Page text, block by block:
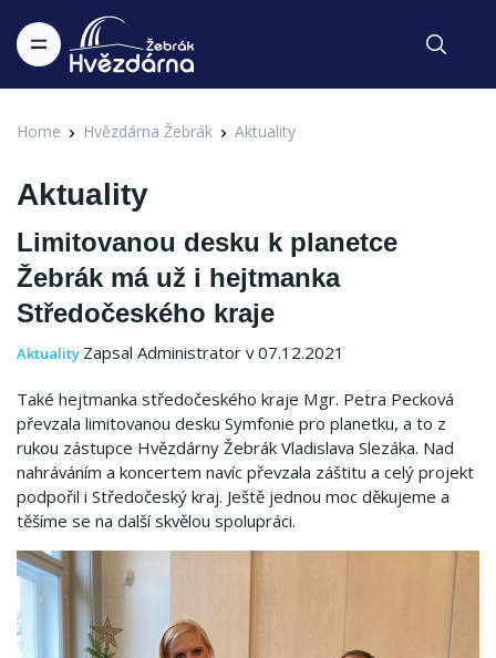
Home Hvězdárna Žebrák Aktuality
Aktuality
Limitovanou desku k planetce
Žebrák má už i hejtmanka
Středočeského kraje
Aktuality Zapsal Administrator v 07.12.2021
Také hejtmanka středočeského kraje Mgr. Petra Pecková
převzala limitovanou desku Symfonie pro planetku, a to z
rukou zástupce Hvězdárny Žebrák Vladislava Slezáka. Nad
nahráváním a koncertem navíc převzala záštitu a celý projekt
podpořil i Středočeský kraj. Ještě jednou moc děkujeme a
těšíme se na další skvělou spolupráci.